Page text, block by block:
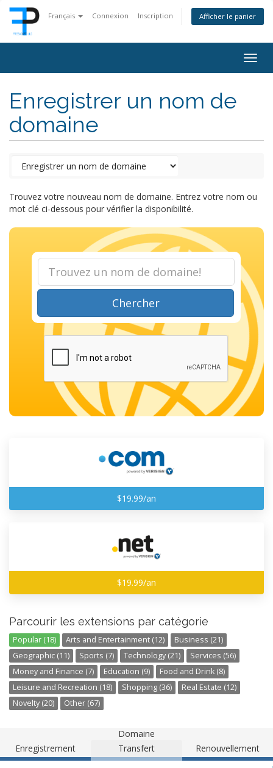
Français Connexion Inscription Afficher le panier
Enregistrer un nom de
domaine
Trouvez votre nouveau nom de domaine. Entrez votre nom ou
mot clé ci-dessous pour vérifier la disponibilité.
Chercher
$19.99/an
$19.99/an
Parcourir les extensions par catégorie
Popular (18) Arts and Entertainment (12)
Business (21)
Geographic (11)
Sports (7) Technology (21)
Services (56)
Money and Finance (7)
Education (9)
Food and Drink (8)
Leisure and Recreation (18)
Shopping (36)
Real Estate (12)
Novelty (20)
Other (67)
Domaine
Enregistrement
Transfert Renouvellement